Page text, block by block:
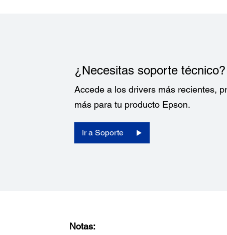
¿Necesitas soporte técnico?
Accede a los drivers más recientes,
más para tu producto Epson.
Ir a Soporte
Notas: